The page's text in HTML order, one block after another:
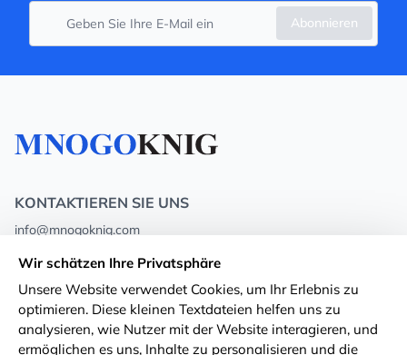
Abonnieren
KONTAKTIEREN SIE UNS
info@mnogoknig.com
Rīga, Augusta Deglava 69d, LV-1082
Über uns Privacy Policy
Wir schätzen Ihre Privatsphäre
Unsere Website verwendet Cookies, um Ihr Erlebnis zu
optimieren. Diese kleinen Textdateien helfen uns zu
analysieren, wie Nutzer mit der Website interagieren, und
ermöglichen es uns, Inhalte zu personalisieren und die